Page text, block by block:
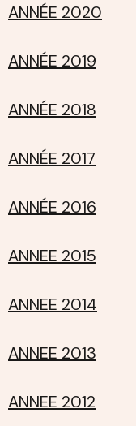
ANNÉE 2020
ANNÉE 2019
ANNÉE 2018
ANNÉE 2017
ANNÉE 2016
ANNEE 2015
ANNEE 2014
ANNEE 2013
ANNEE 2012